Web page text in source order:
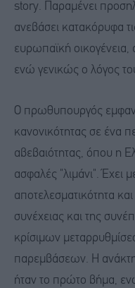
story. Παραμένει
ανεβάσει κατακόρυφα
ευρωπαϊκή οικογένεια,
ενώ γενικώς ο λόγος
Ο πρωθυπουργός
κανονικότητας σε ένα
αβεβαιότητας, όπου η
ασφαλές "λιμάνι". Έχει
αποτελεσματικότητα
συνέχειας και της
κρίσιμων
παρεμβάσεων. Η
ήταν το πρώτο βήμα,